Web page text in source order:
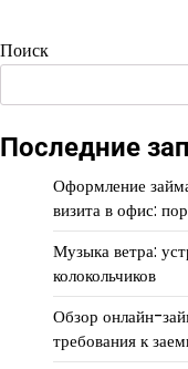
Поиск
Последние
Оформление
визита в офис:
Музыка ветра:
колокольчиков
Обзор онлайн-
требования к